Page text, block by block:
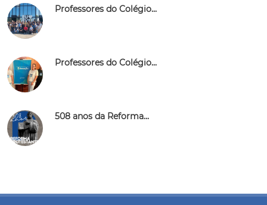
Professores do Colégio...
Professores do Colégio...
508 anos da Reforma...